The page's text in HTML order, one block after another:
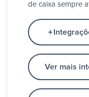
de caixa sempre
Ver mais